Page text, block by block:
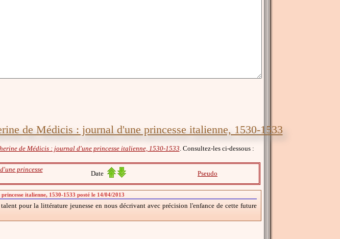
de Médicis : journal d'une princesse italienne, 1530-1533
de Médicis : journal d'une princesse italienne, 1530-1533. Consultez-les ci-dessous :
princesse
Date Pseudo
italienne, 1530-1533 posté le 14/04/2013
pour la littérature jeunesse en nous décrivant avec précision l'enfance de cette future